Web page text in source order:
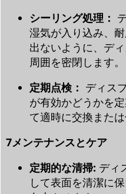
シーリング処理：
湿気が入り込み、
出ないように、デ
周囲を密閉します。
定期点検： ディス
が有効かどうかを
て適時に交換また
7メンテナンスとケア
定期的な清掃: ディ
して表面を清潔に